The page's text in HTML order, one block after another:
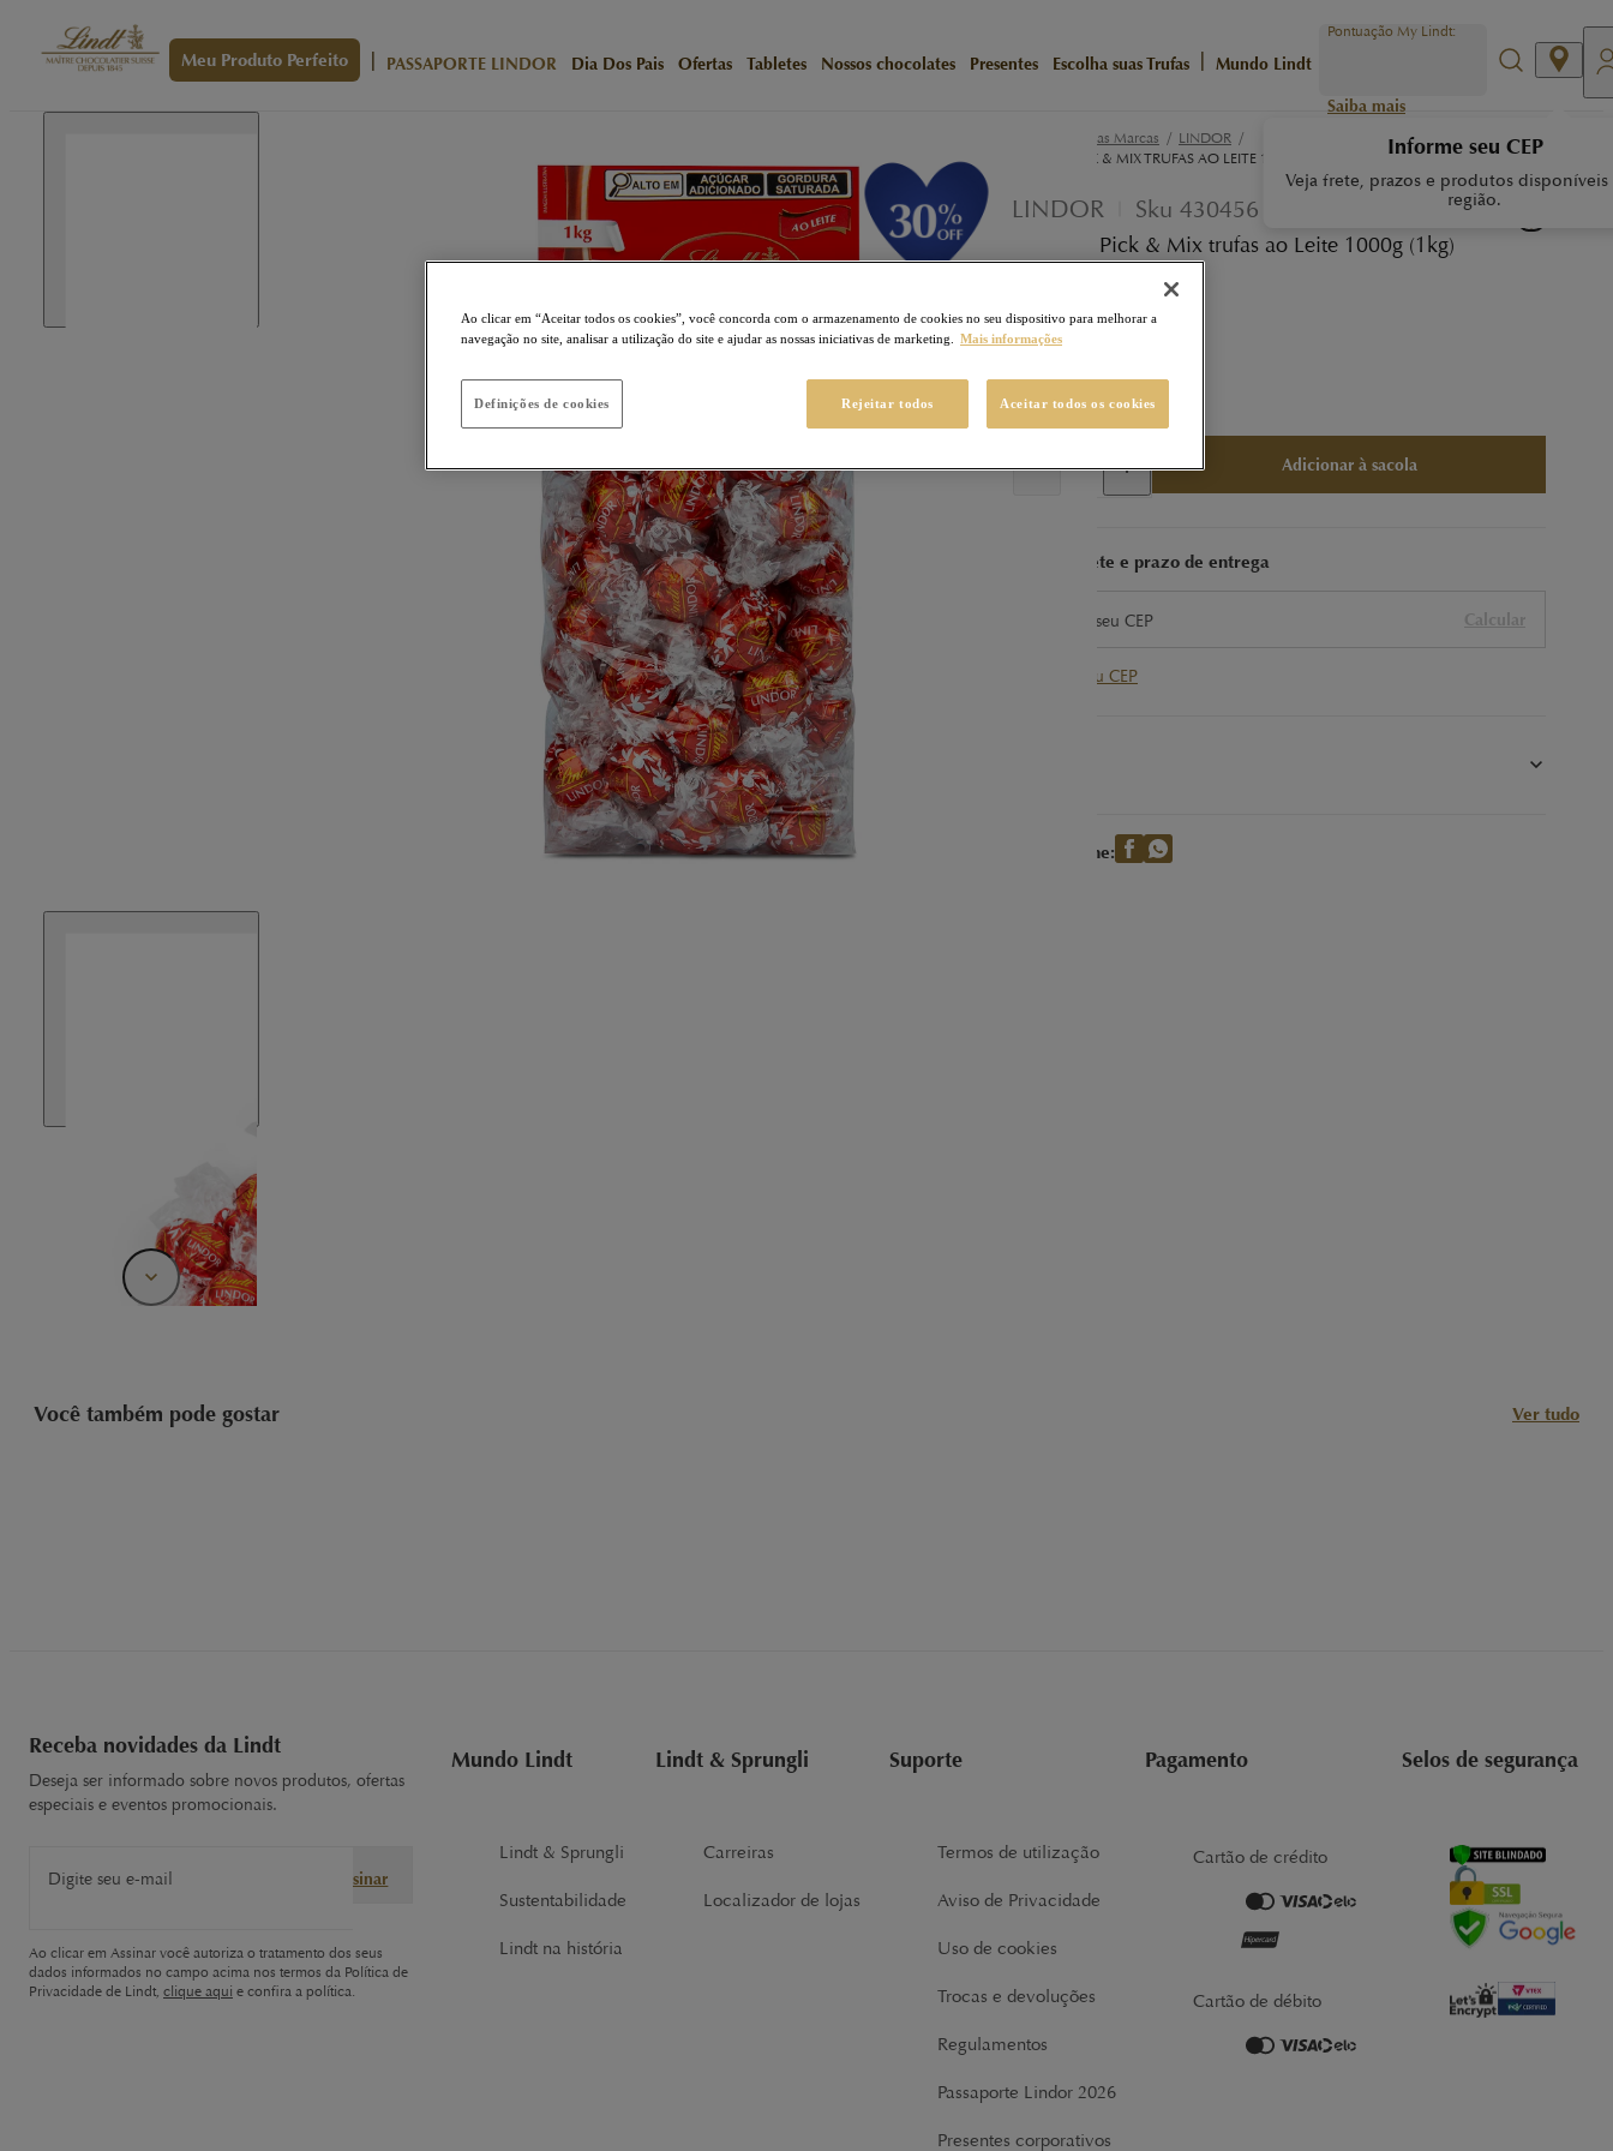
Meu Produto Perfeito | PASSAPORTE LINDOR Dia Dos Pais Ofertas Tabletes Nossos chocolates Presentes Escolha suas Trufas | Mundo Lindt
Pontuação My Lindt:
Saiba mais
Informe seu CEP
Veja frete, prazos e produtos disponíveis
região.
Nossas Marcas / LINDOR /
LINDOR PICK & MIX TRUFAS AO LEITE 1000G (1KG)
LINDOR Sku 430456
LINDOR Pick & Mix trufas ao Leite 1000g (1kg)
R$ 449,90
R$ 299,99 %
Adicionar à sacola
Calcule frete e prazo de entrega
Calcular
Não sei meu CEP
Compartilhe:
Você também pode gostar Ver tudo
Receba novidades da Lindt
Deseja ser informado sobre novos produtos, ofertas
especiais e eventos promocionais.
Digite seu e-mail Assinar
Ao clicar em Assinar você autoriza o tratamento dos seus
dados informados no campo acima nos termos da Política de
Privacidade de Lindt, clique aqui e confira a política.
Mundo Lindt
Lindt & Sprungli
Sustentabilidade
Lindt na história
Lindt & Sprungli
Carreiras
Localizador de lojas
Suporte
Termos de utilização
Aviso de Privacidade
Uso de cookies
Trocas e devoluções
Regulamentos
Passaporte Lindor 2026
Presentes corporativos
Pagamento
Cartão de crédito
Cartão de débito
Selos de segurança
Ao clicar em “Aceitar todos os cookies”, você concorda com o armazenamento de cookies no seu dispositivo para melhorar a
navegação no site, analisar a utilização do site e ajudar as nossas iniciativas de marketing.
Mais informações
Definições de cookies Rejeitar todos Aceitar todos os cookies